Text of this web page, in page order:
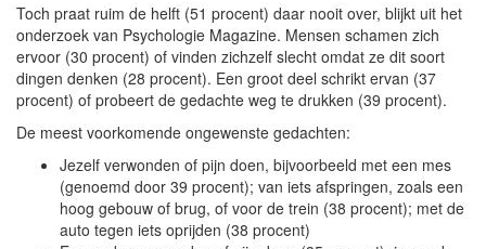
Toch praat ruim de helft (51 procent) daar nooit over, blijkt uit het
onderzoek van Psychologie Magazine. Mensen schamen zich
ervoor (30 procent) of vinden zichzelf slecht omdat ze dit soort
dingen denken (28 procent). Een groot deel schrikt ervan (37
procent) of probeert de gedachte weg te drukken (39 procent).
De meest voorkomende ongewenste gedachten:
Jezelf verwonden of pijn doen, bijvoorbeeld met een mes
(genoemd door 39 procent); van iets afspringen, zoals een
hoog gebouw of brug, of voor de trein (38 procent); met de
auto tegen iets oprijden (38 procent)